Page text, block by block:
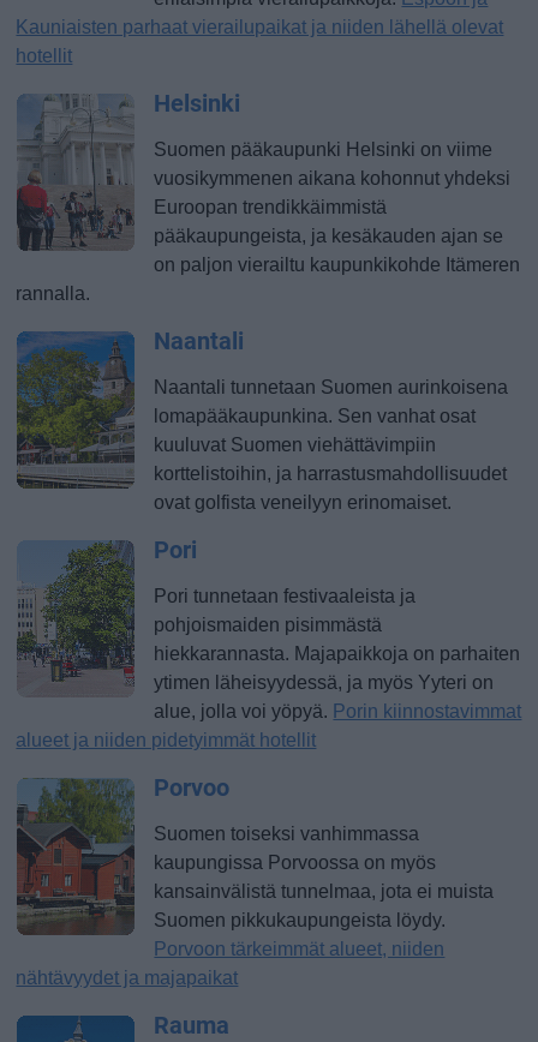
Kauniaisten parhaat vierailupaikat ja niiden lähellä olevat
hotellit
Helsinki
Suomen pääkaupunki Helsinki on viime
vuosikymmenen aikana kohonnut yhdeksi
Euroopan trendikkäimmistä
pääkaupungeista, ja kesäkauden ajan se
on paljon vierailtu kaupunkikohde Itämeren
rannalla.
Naantali
Naantali tunnetaan Suomen aurinkoisena
lomapääkaupunkina. Sen vanhat osat
kuuluvat Suomen viehättävimpiin
korttelistoihin, ja harrastusmahdollisuudet
ovat golfista veneilyyn erinomaiset.
Pori
Pori tunnetaan festivaaleista ja
pohjoismaiden pisimmästä
hiekkarannasta. Majapaikkoja on parhaiten
ytimen läheisyydessä, ja myös Yyteri on
alue, jolla voi yöpyä. Porin kiinnostavimmat
alueet ja niiden pidetyimmät hotellit
Porvoo
Suomen toiseksi vanhimmassa
kaupungissa Porvoossa on myös
kansainvälistä tunnelmaa, jota ei muista
Suomen pikkukaupungeista löydy.
Porvoon tärkeimmät alueet, niiden
nähtävyydet ja majapaikat
Rauma